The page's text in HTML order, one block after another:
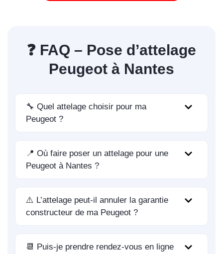
❓ FAQ – Pose d’attelage
Peugeot à Nantes
🔧 Quel attelage choisir pour ma
Peugeot ?
📍 Où faire poser un attelage pour une
Peugeot à Nantes ?
⚠️ L’attelage peut-il annuler la garantie
constructeur de ma Peugeot ?
📆 Puis-je prendre rendez-vous en ligne